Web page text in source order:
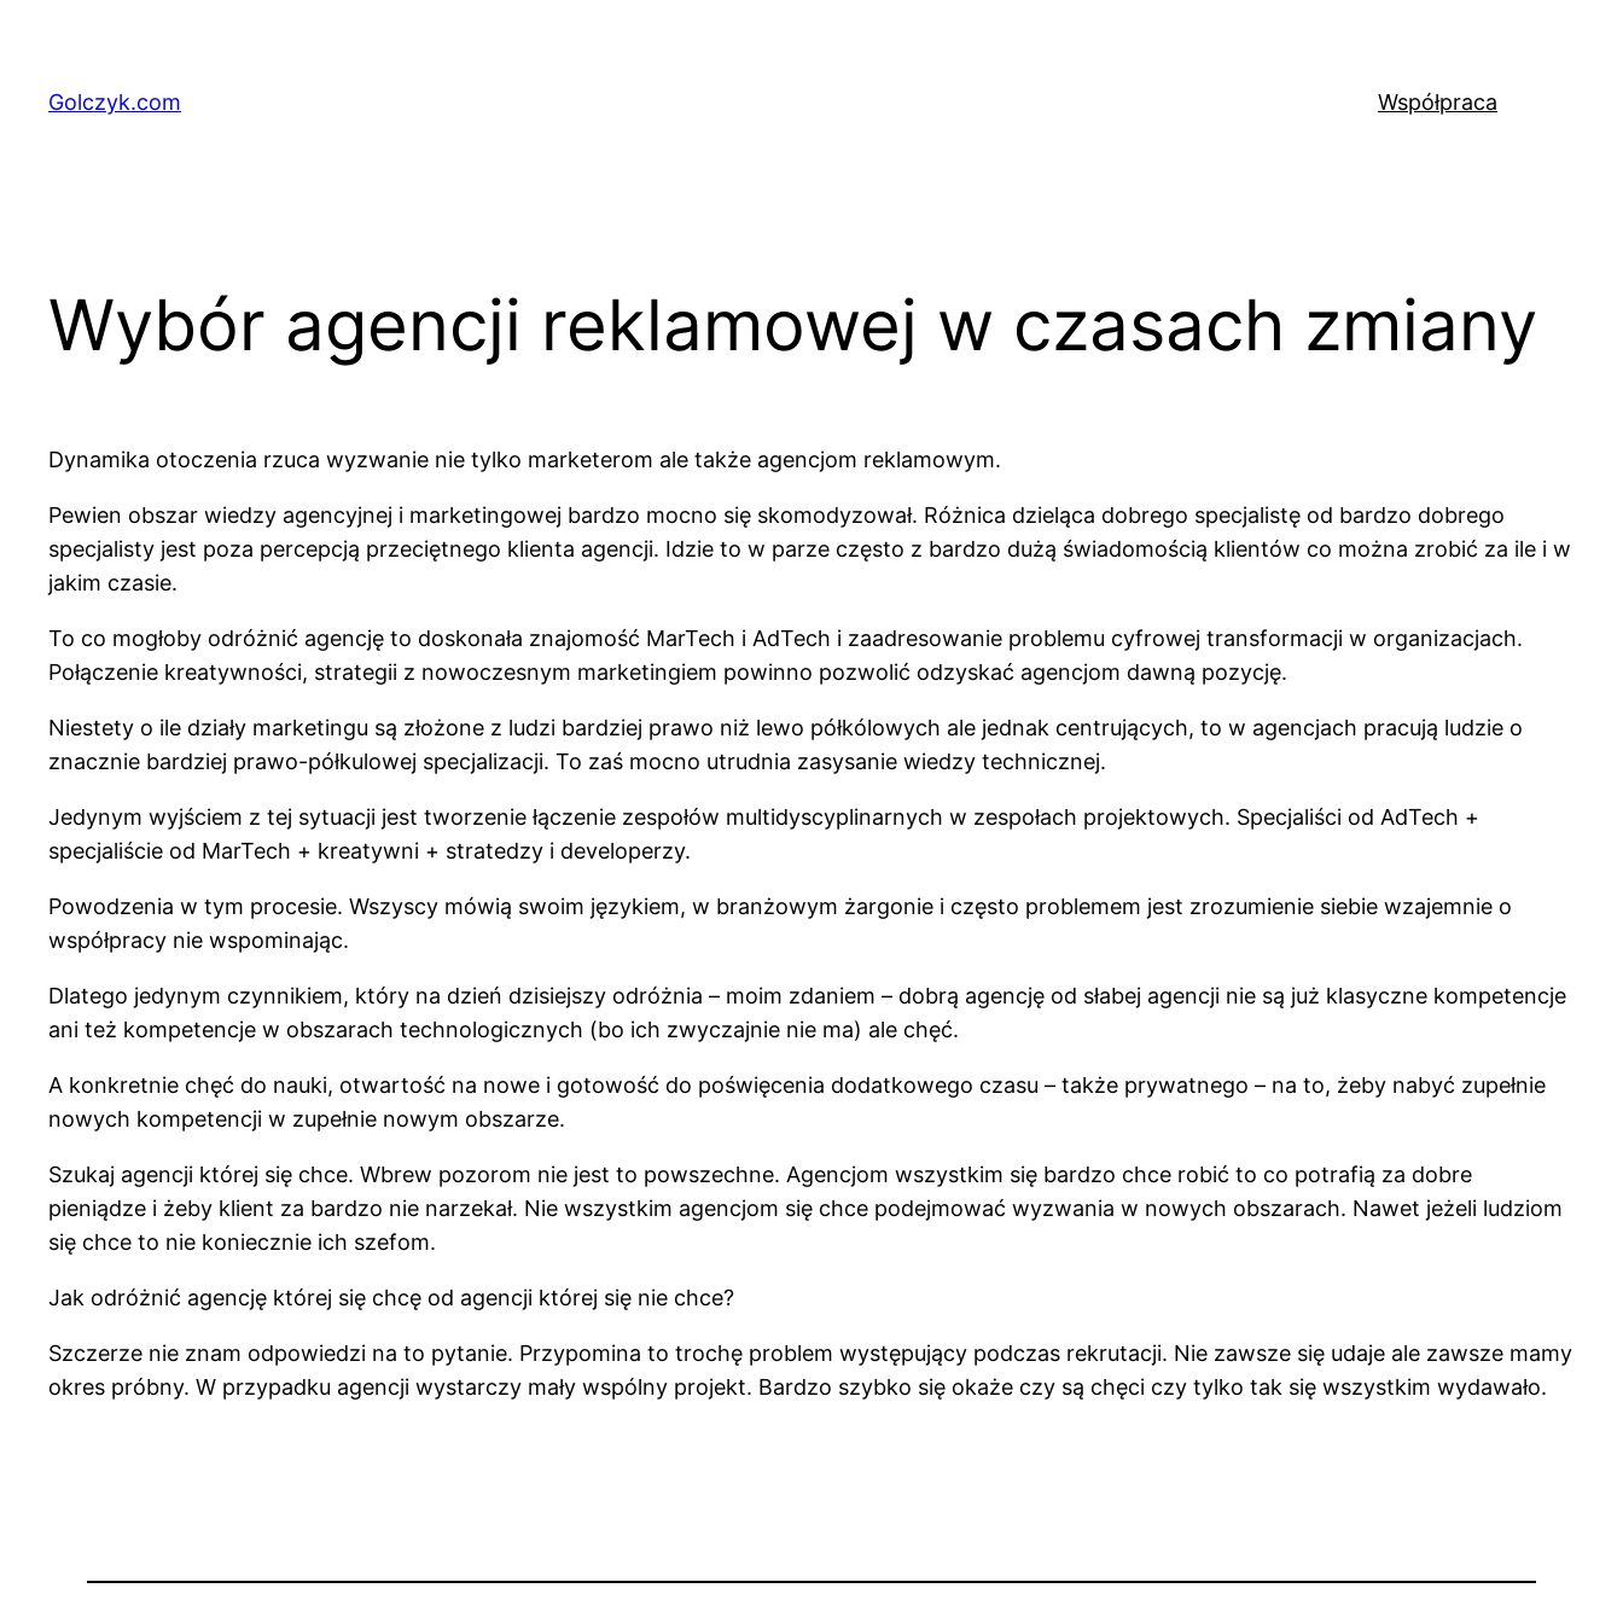
treściGolczyk.com Współpraca
Wybór agencji reklamowej w czasach zmiany
Dynamika otoczenia rzuca wyzwanie nie tylko marketerom ale także agencjom reklamowym.
Pewien obszar wiedzy agencyjnej i marketingowej bardzo mocno się skomodyzował. Różnica dzieląca dobrego specjalistę od bardzo dobrego
specjalisty jest poza percepcją przeciętnego klienta agencji. Idzie to w parze często z bardzo dużą świadomością klientów co można zrobić za ile i w
jakim czasie.
To co mogłoby odróżnić agencję to doskonała znajomość MarTech i AdTech i zaadresowanie problemu cyfrowej transformacji w organizacjach.
Połączenie kreatywności, strategii z nowoczesnym marketingiem powinno pozwolić odzyskać agencjom dawną pozycję.
Niestety o ile działy marketingu są złożone z ludzi bardziej prawo niż lewo półkólowych ale jednak centrujących, to w agencjach pracują ludzie o
znacznie bardziej prawo-półkulowej specjalizacji. To zaś mocno utrudnia zasysanie wiedzy technicznej.
Jedynym wyjściem z tej sytuacji jest tworzenie łączenie zespołów multidyscyplinarnych w zespołach projektowych. Specjaliści od AdTech +
specjaliście od MarTech + kreatywni + stratedzy i developerzy.
Powodzenia w tym procesie. Wszyscy mówią swoim językiem, w branżowym żargonie i często problemem jest zrozumienie siebie wzajemnie o
współpracy nie wspominając.
Dlatego jedynym czynnikiem, który na dzień dzisiejszy odróżnia – moim zdaniem – dobrą agencję od słabej agencji nie są już klasyczne kompetencje
ani też kompetencje w obszarach technologicznych (bo ich zwyczajnie nie ma) ale chęć.
A konkretnie chęć do nauki, otwartość na nowe i gotowość do poświęcenia dodatkowego czasu – także prywatnego – na to, żeby nabyć zupełnie
nowych kompetencji w zupełnie nowym obszarze.
Szukaj agencji której się chce. Wbrew pozorom nie jest to powszechne. Agencjom wszystkim się bardzo chce robić to co potrafią za dobre
pieniądze i żeby klient za bardzo nie narzekał. Nie wszystkim agencjom się chce podejmować wyzwania w nowych obszarach. Nawet jeżeli ludziom
się chce to nie koniecznie ich szefom.
Jak odróżnić agencję której się chcę od agencji której się nie chce?
Szczerze nie znam odpowiedzi na to pytanie. Przypomina to trochę problem występujący podczas rekrutacji. Nie zawsze się udaje ale zawsze mamy
okres próbny. W przypadku agencji wystarczy mały wspólny projekt. Bardzo szybko się okaże czy są chęci czy tylko tak się wszystkim wydawało.